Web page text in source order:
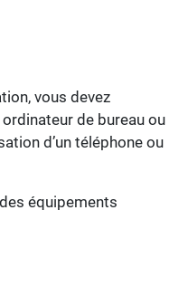
vous devez
de bureau ou
d’un téléphone ou
équipements